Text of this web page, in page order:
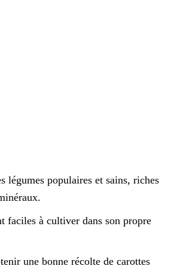
légumes populaires et sains, riches
faciles à cultiver dans son propre
une bonne récolte de carottes